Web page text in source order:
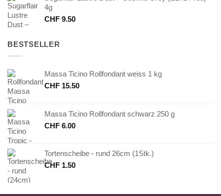
4g
CHF 9.50
BESTSELLER
Massa Ticino Rollfondant weiss 1 kg
CHF 15.50
Massa Ticino Rollfondant schwarz 250 g
CHF 6.00
Tortenscheibe - rund 26cm (1Stk.)
CHF 1.50